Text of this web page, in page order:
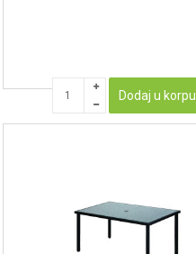
Dodaj u korpu